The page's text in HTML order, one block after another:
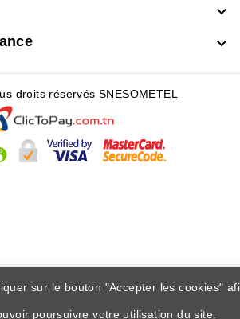


sur le bouton "Accepter les cookies"
poursuivre votre utilisation du site.
droits réservés SNESOMETEL